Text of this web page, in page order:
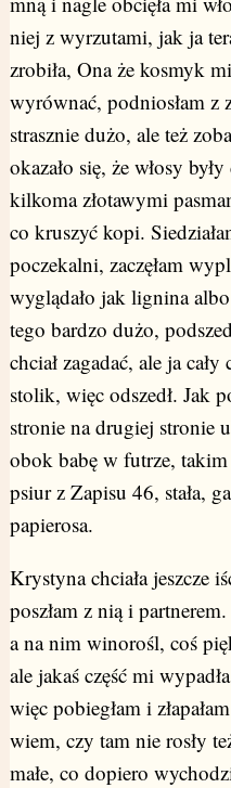
niej z wyrzutami, jak ja
zrobiła, Ona że kosmyk
wyrównać, podniosłam z
strasznie dużo, ale też
okazało się, że włosy
kilkoma złotawymi
co kruszyć kopi.
poczekalni, zaczęłam
wyglądało jak lignina
tego bardzo dużo,
chciał zagadać, ale ja
stolik, więc odszedł. Jak
stronie na drugiej stronie
obok babę w futrze,
psiur z Zapisu 46, stała,
papierosa.
Krystyna chciała jeszcze
poszłam z nią i
a na nim winorośl, coś
ale jakaś część mi
więc pobiegłam i
wiem, czy tam nie rosły
małe, co dopiero